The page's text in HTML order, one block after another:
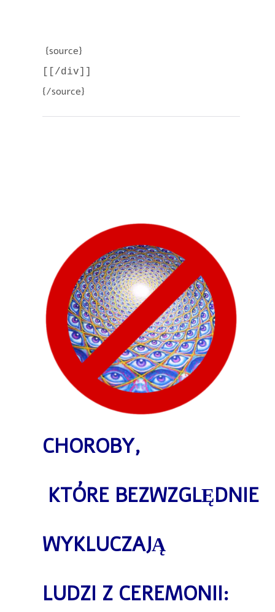
{source}
[[/div]]
{/source}
CHOROBY,
KTÓRE BEZWZGLĘDNIE
WYKLUCZAJĄ
LUDZI Z CEREMONII: